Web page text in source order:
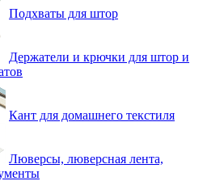
Подхваты для штор
Держатели и крючки для штор и
Кант для домашнего текстиля
Люверсы, люверсная лента,